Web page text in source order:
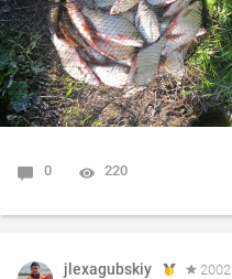
0 220
jlexagubskiy
2002